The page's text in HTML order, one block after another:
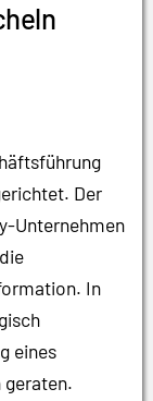
Der
Unternehmen
In
eines